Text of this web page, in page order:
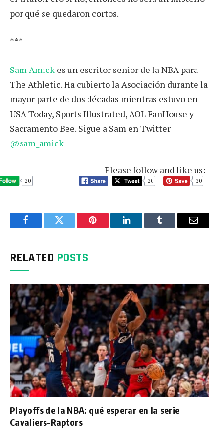
por qué se quedaron cortos.
***
Sam Amick es un escritor senior de la NBA para
The Athletic. Ha cubierto la Asociación durante la
mayor parte de dos décadas mientras estuvo en
USA Today, Sports Illustrated, AOL FanHouse y
Sacramento Bee. Sigue a Sam en Twitter
@sam_amick
Please follow and like us:
20 20 20
FacebookTwitter Pinterest LinkedInTumblr Email
RELATED POSTS
Playoffs de la NBA: qué esperar en la serie
Cavaliers-Raptors